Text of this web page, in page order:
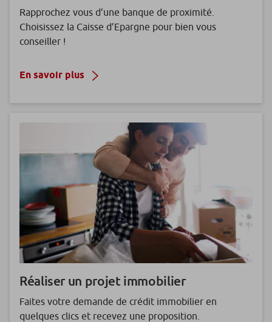
Rapprochez vous d’une banque de proximité.
Choisissez la Caisse d’Epargne pour bien vous
conseiller !
En savoir plus
Réaliser un projet immobilier
Faites votre demande de crédit immobilier en
quelques clics et recevez une proposition.